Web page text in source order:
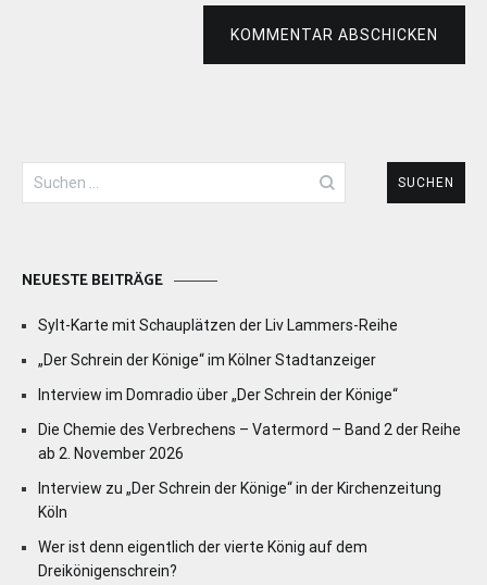
KOMMENTAR ABSCHICKEN
Suchen
nach:
NEUESTE BEITRÄGE
Sylt-Karte mit Schauplätzen der Liv Lammers-Reihe
„Der Schrein der Könige“ im Kölner Stadtanzeiger
Interview im Domradio über „Der Schrein der Könige“
Die Chemie des Verbrechens – Vatermord – Band 2 der Reihe
ab 2. November 2026
Interview zu „Der Schrein der Könige“ in der Kirchenzeitung
Köln
Wer ist denn eigentlich der vierte König auf dem
Dreikönigenschrein?